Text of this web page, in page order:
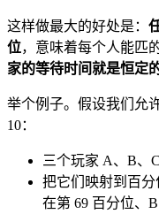
这样做最大的好处是：
位，意味着每个人能匹
家的等待时间就是恒定
举个例子。假设我们允
10：
三个玩家 A、B、
把它们映射到百
在第 69 百分位、